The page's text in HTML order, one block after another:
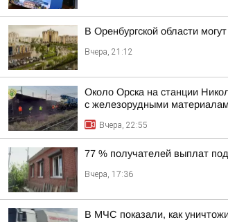
В Оренбургской области
Вчера, 21:12
Около Орска на станции
с железорудными
Вчера, 22:55
77 % получателей выплат
Вчера, 17:36
В МЧС показали, как